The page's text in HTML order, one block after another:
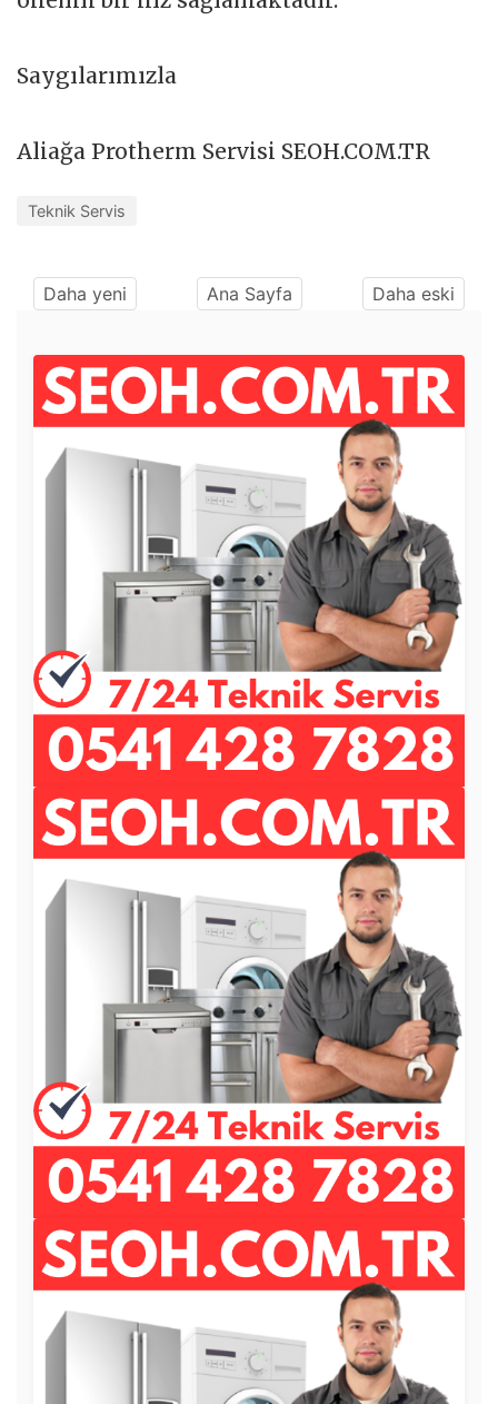
Saygılarımızla
Aliağa Protherm Servisi SEOH.COM.TR
Teknik Servis
Daha yeni Ana Sayfa Daha eski